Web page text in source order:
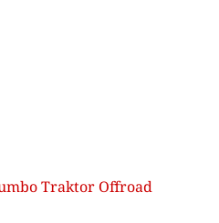
Traktor Offroad